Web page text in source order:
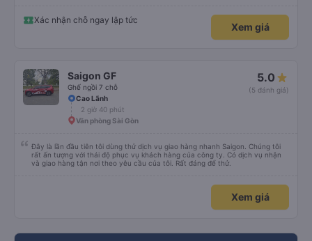
quy định rõ ràng về việc giữ im lặng (tắt âm thanh điện thoại) vào ban đêm
để tránh làm phiền hành khách khác ngủ. Ngoài ra, nhà xe nên dán sẵn mật
khẩu Wi-Fi trong xe để hành khách dễ dàng sử dụng. Tôi vẫn sẽ tiếp tục ủng
Xác nhận chỗ ngay lập tức
Xem giá
Saigon GF
Ghế ngồi 7 chỗ
5.0
(5 đánh giá)
Cao Lãnh
2 giờ 40 phút
Văn phòng Sài Gòn
Đây là lần đầu tiên tôi dùng thử dịch vụ giao hàng nhanh Saigon. Chúng tôi
rất ấn tượng với thái độ phục vụ khách hàng của công ty. Có dịch vụ nhận
và giao hàng tận nơi theo yêu cầu của tôi. Rất đáng để thử.
Xem giá